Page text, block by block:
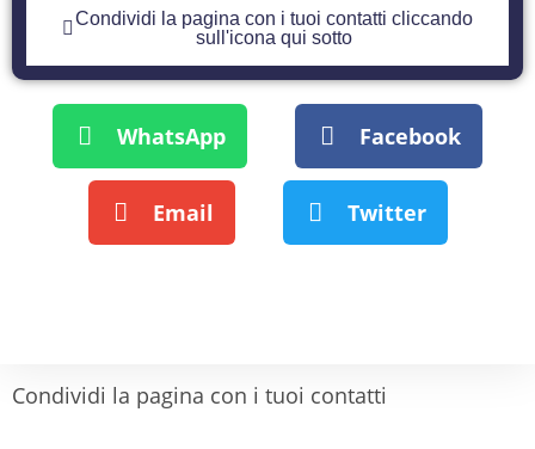
Condividi la pagina con i tuoi contatti cliccando
sull'icona qui sotto
WhatsApp Facebook
Email Twitter
Condividi la pagina con i tuoi contatti